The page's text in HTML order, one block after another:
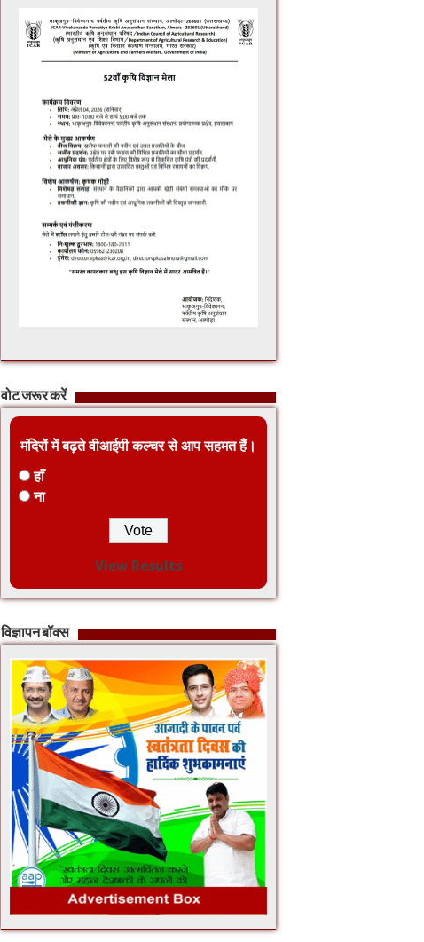
वोट जरूर करें
मंदिरों में बढ़ते वीआईपी कल्चर से आप सहमत हैं।
हाँ
ना
View Results
विज्ञापन बॉक्स